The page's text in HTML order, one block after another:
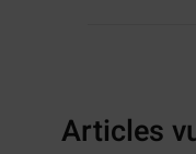
Articles